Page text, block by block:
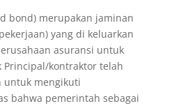
bond) merupakan jaminan
yang di keluarkan
asuransi untuk
kontraktor telah
untuk mengikuti
bahwa pemerintah sebagai